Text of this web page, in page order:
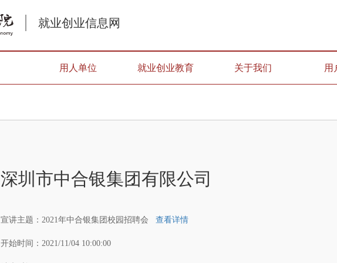
就业创业信息网
用人单位 就业创业教育 关于我们 用
深圳市中合银集团有限公司
宣讲主题： 2021年中合银集团校园招聘会 查看详情
开始时间： 2021/11/04 10:00:00